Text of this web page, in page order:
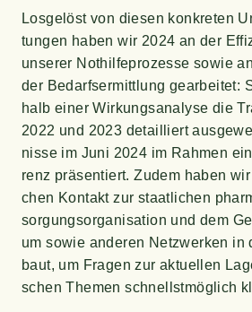
Los­ge­löst von die­sen kon­kre­ten
tun­gen haben wir 2024 an der
unse­rer Not­hil­fe­pro­zes­se sowie
der Bedarfs­er­mitt­lung gear­bei­tet:
halb einer Wir­kungs­ana­ly­se die
2022 und 2023 detail­liert
nis­se im Juni 2024 im Rah­men
renz prä­sen­tiert. Zudem haben
chen Kon­takt zur staat­li­chen
sor­gungs­or­ga­ni­sa­ti­on und dem
um sowie ande­ren Netz­wer­ken
baut, um Fra­gen zur aktu­el­len
schen The­men schnellst­mög­lich